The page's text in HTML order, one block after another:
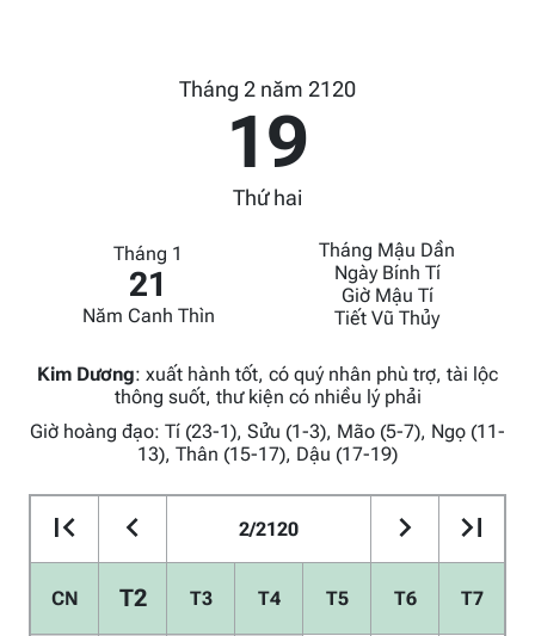
Tháng 2 năm 2120
19
Thứ hai
Tháng 1
21
Năm Canh Thìn
Tháng Mậu Dần
Ngày Bính Tí
Giờ Mậu Tí
Tiết Vũ Thủy
Kim Dương: xuất hành tốt, có quý nhân phù trợ, tài lộc
thông suốt, thư kiện có nhiều lý phải
Giờ hoàng đạo: Tí (23-1), Sửu (1-3), Mão (5-7), Ngọ (11-
13), Thân (15-17), Dậu (17-19)
2/2120
CN T2 T3 T4 T5 T6 T7